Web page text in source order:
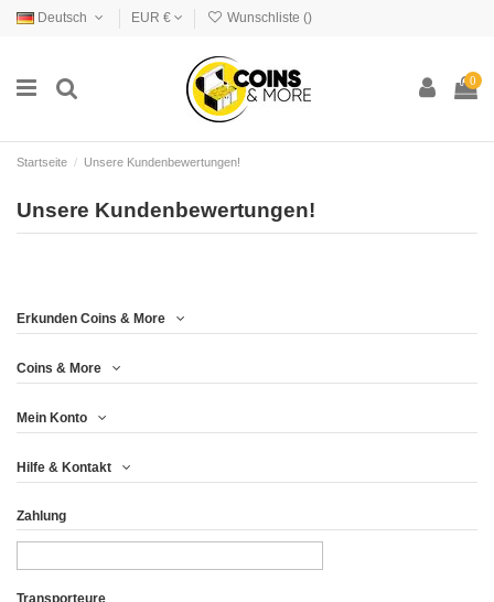
Deutsch EUR € Wunschliste ()
0
Startseite Unsere Kundenbewertungen!
Unsere Kundenbewertungen!
Erkunden Coins & More
Coins & More
Mein Konto
Hilfe & Kontakt
Zahlung
Transporteure